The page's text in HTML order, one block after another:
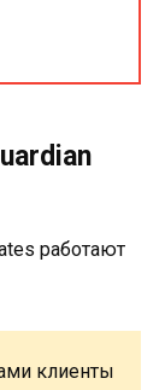
работают
клиенты